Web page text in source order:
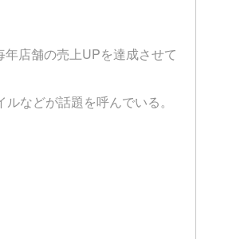
年店舗の売上UPを達成させて
などが話題を呼んでいる。